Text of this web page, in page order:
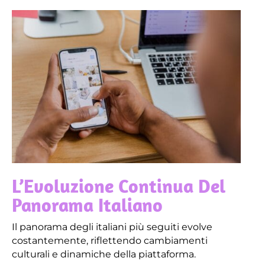
L’Evoluzione Continua Del
Panorama Italiano
Il panorama degli italiani più seguiti evolve
costantemente, riflettendo cambiamenti
culturali e dinamiche della piattaforma.